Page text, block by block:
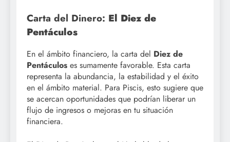
Carta del Dinero: El Diez de
Pentáculos
En el ámbito financiero, la carta del Diez de
Pentáculos es sumamente favorable. Esta carta
representa la abundancia, la estabilidad y el éxito
en el ámbito material. Para Piscis, esto sugiere que
se acercan oportunidades que podrían liberar un
flujo de ingresos o mejoras en tu situación
financiera.